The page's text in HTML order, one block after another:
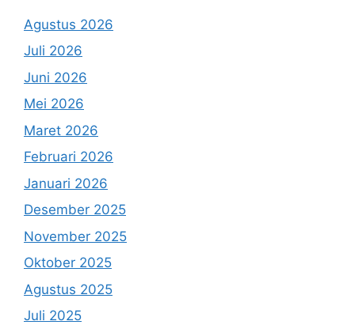
Agustus 2026
Juli 2026
Juni 2026
Mei 2026
Maret 2026
Februari 2026
Januari 2026
Desember 2025
November 2025
Oktober 2025
Agustus 2025
Juli 2025